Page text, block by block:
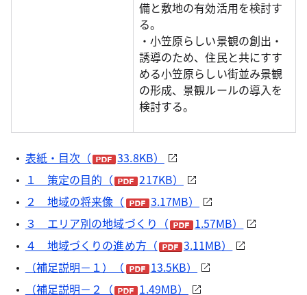
備と敷地の有効活用を検討す
る。
・小笠原らしい景観の創出・
誘導のため、住民と共にすす
める小笠原らしい街並み景観
の形成、景観ルールの導入を
検討する。
表紙・目次（
33.8KB）
１ 策定の目的（
217KB）
２ 地域の将来像（
3.17MB）
３ エリア別の地域づくり（
1.57MB）
４ 地域づくりの進め方（
3.11MB）
（補足説明－１）（
13.5KB）
（補足説明－２（
1.49MB）